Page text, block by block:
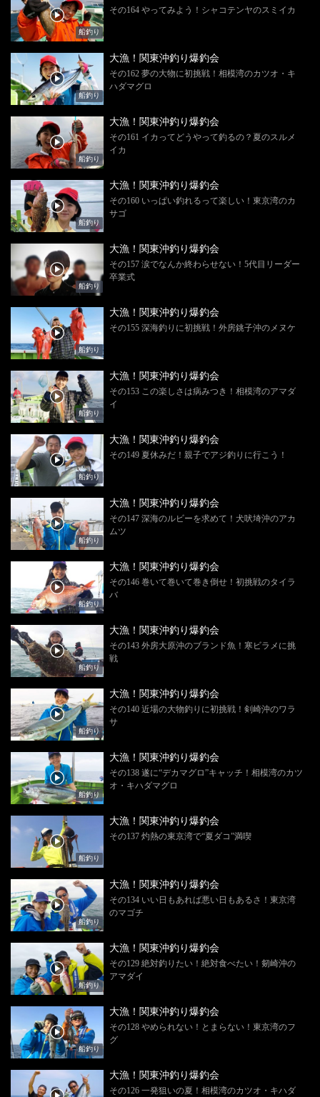
船釣り
その164 やってみよう！シャコテンヤのスミイカ
船釣り
大漁！関東沖釣り爆釣会
その162 夢の大物に初挑戦！相模湾のカツオ・キ
ハダマグロ
船釣り
大漁！関東沖釣り爆釣会
その161 イカってどうやって釣るの？夏のスルメ
イカ
船釣り
大漁！関東沖釣り爆釣会
その160 いっぱい釣れるって楽しい！東京湾のカ
サゴ
船釣り
大漁！関東沖釣り爆釣会
その157 涙でなんか終わらせない！5代目リーダー
卒業式
船釣り
大漁！関東沖釣り爆釣会
その155 深海釣りに初挑戦！外房銚子沖のメヌケ
船釣り
大漁！関東沖釣り爆釣会
その153 この楽しさは病みつき！相模湾のアマダ
イ
船釣り
大漁！関東沖釣り爆釣会
その149 夏休みだ！親子でアジ釣りに行こう！
船釣り
大漁！関東沖釣り爆釣会
その147 深海のルビーを求めて！犬吠埼沖のアカ
ムツ
船釣り
大漁！関東沖釣り爆釣会
その146 巻いて巻いて巻き倒せ！初挑戦のタイラ
バ
船釣り
大漁！関東沖釣り爆釣会
その143 外房大原沖のブランド魚！寒ビラメに挑
戦
船釣り
大漁！関東沖釣り爆釣会
その140 近場の大物釣りに初挑戦！剣崎沖のワラ
サ
船釣り
大漁！関東沖釣り爆釣会
その138 遂に“デカマグロ”キャッチ！相模湾のカツ
オ・キハダマグロ
船釣り
大漁！関東沖釣り爆釣会
その137 灼熱の東京湾で“夏ダコ”満喫
船釣り
大漁！関東沖釣り爆釣会
その134 いい日もあれば悪い日もあるさ！東京湾
のマゴチ
船釣り
大漁！関東沖釣り爆釣会
その129 絶対釣りたい！絶対食べたい！剱崎沖の
アマダイ
船釣り
大漁！関東沖釣り爆釣会
その128 やめられない！とまらない！東京湾のフ
グ
大漁！関東沖釣り爆釣会
その126 一発狙いの夏！相模湾のカツオ・キハダ